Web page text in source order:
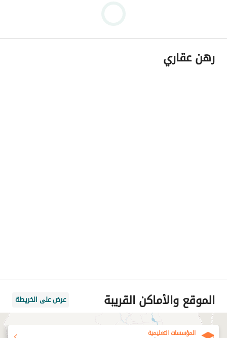
رهن عقاري
الموقع والأماكن القريبة عرض على الخريطة
المؤسسات التعليمية